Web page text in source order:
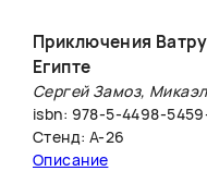
Приключения
Египте
Сергей Замоз,
isbn: 978-5-4498-
Стенд: А-26
Описание